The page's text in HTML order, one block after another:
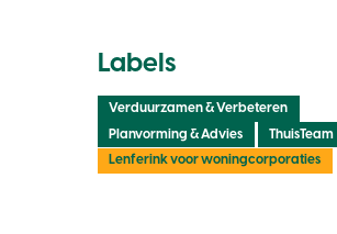
Labels
Verduurzamen & Verbeteren
Planvorming & Advies
ThuisTeam
Lenferink voor woningcorporaties